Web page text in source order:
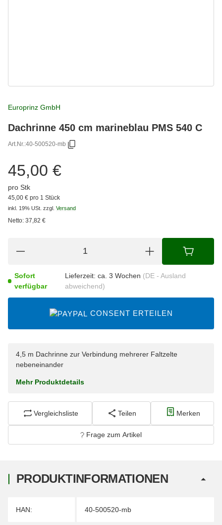
Europrinz GmbH
Dachrinne 450 cm marineblau PMS 540 C
Art.Nr.:40-500520-mb
45,00 €
pro Stk
45,00 € pro 1 Stück
inkl. 19% USt. zzgl. Versand
Netto: 37,82 €
Sofort
verfügbar
Lieferzeit: ca. 3 Wochen (DE - Ausland
abweichend)
CONSENT ERTEILEN
4,5 m Dachrinne zur Verbindung mehrerer Faltzelte
nebeneinander
Mehr Produktdetails
Vergleichsliste Teilen Merken
Frage zum Artikel
PRODUKTINFORMATIONEN
Produkteigenschaft
Wert
HAN: 40-500520-mb